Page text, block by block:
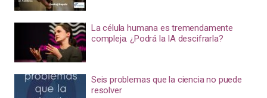
La célula humana es tremendamente
compleja. ¿Podrá la IA descifrarla?
Seis problemas que la ciencia no puede
resolver